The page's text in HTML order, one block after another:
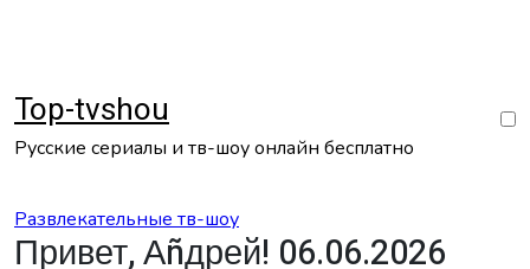
Top-tvshou
Русские сериалы и тв-шоу онлайн бесплатно
Развлекательные тв-шоу
Привет, Аñдрей! 06.06.2026